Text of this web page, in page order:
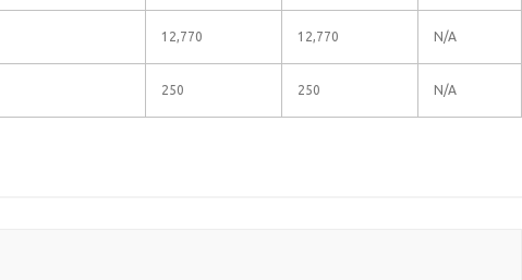
12,770 12,770 N/A
250 250 N/A